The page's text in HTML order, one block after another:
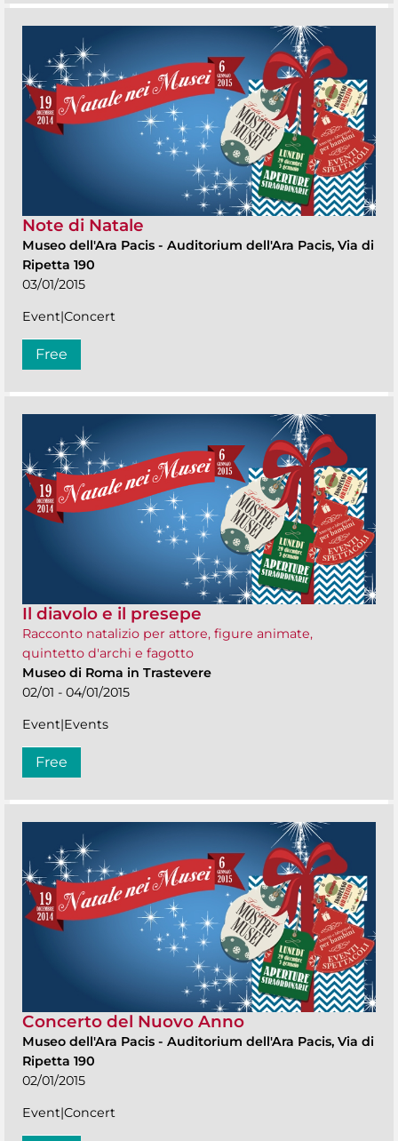
Note di Natale
Museo dell'Ara Pacis - Auditorium dell'Ara Pacis, Via di
Ripetta 190
03/01/2015
Event|Concert
Free
Il diavolo e il presepe
Racconto natalizio per attore, figure animate,
quintetto d'archi e fagotto
Museo di Roma in Trastevere
02/01 - 04/01/2015
Event|Events
Free
Concerto del Nuovo Anno
Museo dell'Ara Pacis - Auditorium dell'Ara Pacis, Via di
Ripetta 190
02/01/2015
Event|Concert